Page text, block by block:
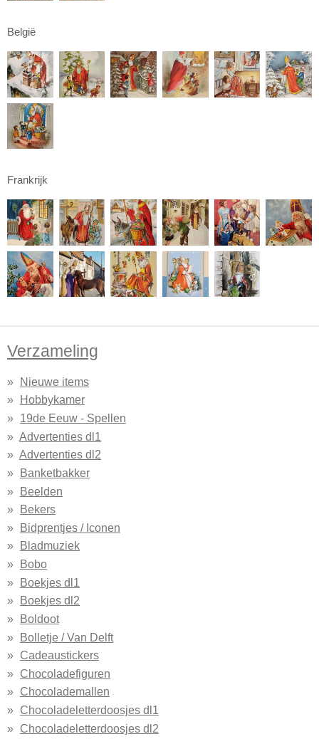
België
Frankrijk
Verzameling
Nieuwe items
Hobbykamer
19de Eeuw - Spellen
Advertenties dl1
Advertenties dl2
Banketbakker
Beelden
Bekers
Bidprentjes / Iconen
Bladmuziek
Bobo
Boekjes dl1
Boekjes dl2
Boldoot
Bolletje / Van Delft
Cadeaustickers
Chocoladefiguren
Chocolademallen
Chocoladeletterdoosjes dl1
Chocoladeletterdoosjes dl2